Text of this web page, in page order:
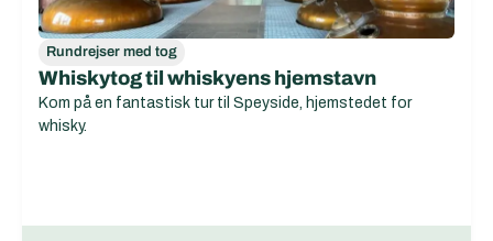
Rundrejser med tog
Whiskytog til whiskyens hjemstavn
Kom på en fantastisk tur til Speyside, hjemstedet for
whisky.